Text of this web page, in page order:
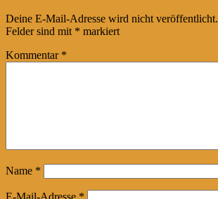
Deine E-Mail-Adresse wird nicht veröffentlicht.
Felder sind mit * markiert
Kommentar *
Name *